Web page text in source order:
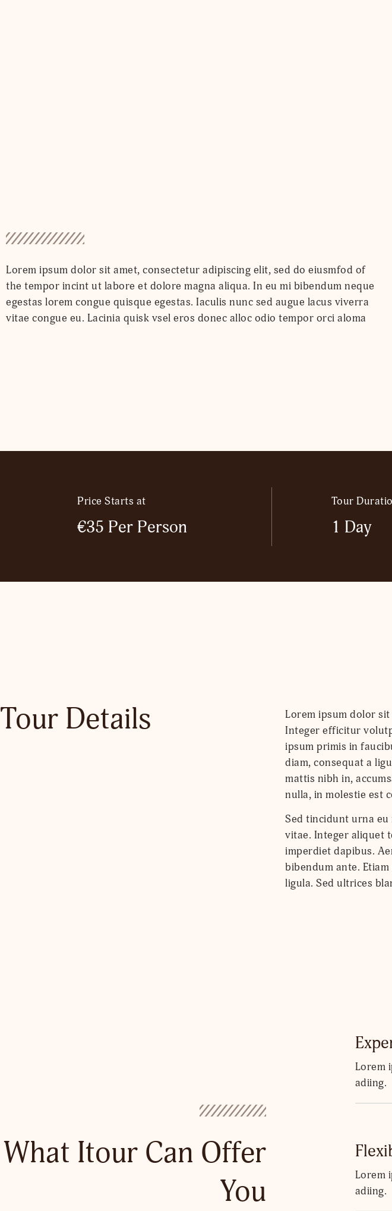
Lorem ipsum dolor sit amet, consectetur adipiscing elit, sed do eiusmfod of
the tempor incint ut labore et dolore magna aliqua. In eu mi bibendum neque
egestas lorem congue quisque egestas. Iaculis nunc sed augue lacus viverra
vitae congue eu. Lacinia quisk vsel eros donec alloc odio tempor orci aloma
noyr dapibus. Lorem ipsum dolor sit amet, conse ctetur tempor incint ut
labore et dolore magna aliqua. In eu mi bibendum neque egestas lorem
Price Starts at
€35 Per Person
Tour
1 Day
Tour Details
Lorem ipsum dolor
Integer efficitur
ipsum primis in
diam, consequat a
mattis nibh in,
nulla, in molestie est
Sed tincidunt urna
vitae. Integer aliquet
imperdiet dapibus.
bibendum ante.
ligula. Sed ultrices
What Itour Can Offer
You
Lorem
adiing.
Lorem
adiing.